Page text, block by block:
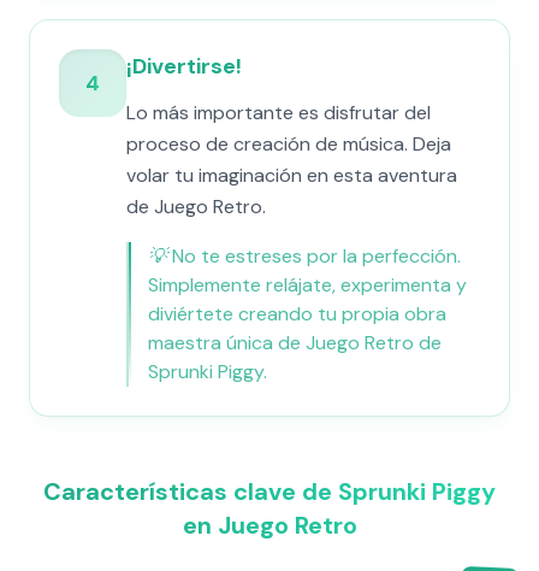
4
¡Divertirse!
Lo más importante es disfrutar del
proceso de creación de música. Deja
volar tu imaginación en esta aventura
de Juego Retro.
💡No te estreses por la perfección.
Simplemente relájate, experimenta y
diviértete creando tu propia obra
maestra única de Juego Retro de
Sprunki Piggy.
Características clave de Sprunki Piggy
en Juego Retro